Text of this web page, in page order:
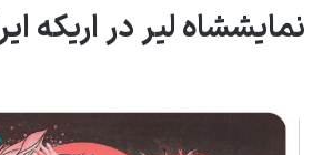
نمایششاه لیر در اریکه